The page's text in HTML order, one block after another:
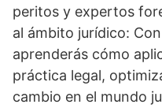
peritos y expertos
al ámbito jurídico:
aprenderás cómo
práctica legal,
cambio en el mundo